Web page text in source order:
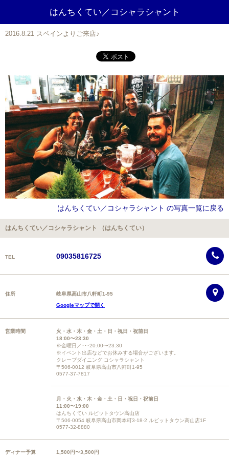
はんちくてい／コシャラシャント
2016.8.21 スペインよりご来店♪
はんちくてい／コシャラシャント の写真一覧に戻る
はんちくてい／コシャラシャント （はんちくてい）
TEL 09035816725
住所
岐阜県高山市八軒町1-95
Googleマップで開く
営業時間
火・水・木・金・土・日・祝日・祝前日
18:00〜23:30
※金曜日／･･･20:00〜23:30
※イベント出店などでお休みする場合がございます。
クレープダイニング コシャラシャント
〒506-0012 岐阜県高山市八軒町1-95
0577-37-7817
月・火・水・木・金・土・日・祝日・祝前日
11:00〜19:00
はんちくてい ルビットタウン高山店
〒506-0054 岐阜県高山市岡本町3-18-2 ルビットタウン高山店1F
0577-32-8880
ディナー予算 1,500円〜3,500円